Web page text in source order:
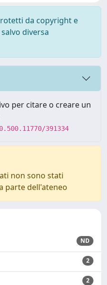
da copyright e
diversa
per citare o creare un
391334
non sono stati
parte dell'ateneo
ND
2
2